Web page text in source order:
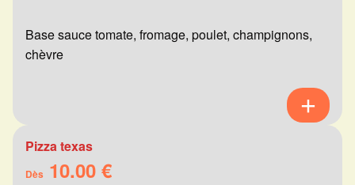
Base sauce tomate, fromage, poulet, champignons,
chèvre
Pizza texas
Dès 10.00 €